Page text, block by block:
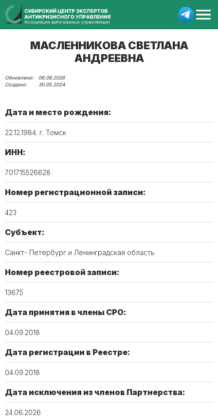
МАСЛЕННИКОВА СВЕТЛАНА
АНДРЕЕВНА
06.08.2026
30.05.2024
Дата и место рождения:
22.12.1984. г. Томск
ИНН:
701715526628
Номер регистрационной записи:
423
Субъект:
Санкт- Петербург и Ленинградская область
Номер реестровой записи:
13675
Дата принятия в члены СРО:
04.09.2018
Дата регистрации в Реестре:
04.09.2018
Дата исключения из членов Партнерства:
24.06.2026